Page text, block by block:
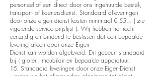
personeel of een direct door ons ingehuurde bestel-,
transport- of koeriersdienst. Standaard afleveringen
door onze eigen dienst kosten minimaal € 55,= ( zie
vigerende service prijslijst ). Wij hebben het recht
eenzijdig en bindend te beslissen dat een bepaalde
levering alleen door onze Eigen-
Dienst kan worden afgeleverd. Dit gebeurt standaard
bij ( groter ) meubilair en bepaalde apparatuur.
15. Standaard leveringen door onze Eigen-Dienst